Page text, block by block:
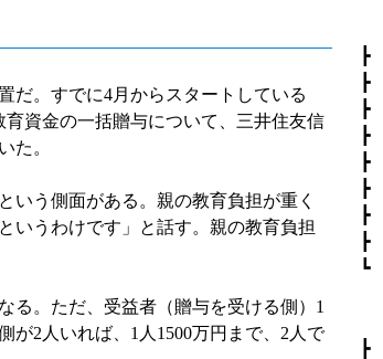
だ。すでに4月からスタートしている
資金の一括贈与について、三井住友信
た。
う側面がある。親の教育負担が重く
いうわけです」と話す。親の教育負担
る。ただ、受益者（贈与を受ける側）1
が2人いれば、1人1500万円まで、2人で
┣
┣
┣
┣
┣
┣
┣
┣
┗
┣